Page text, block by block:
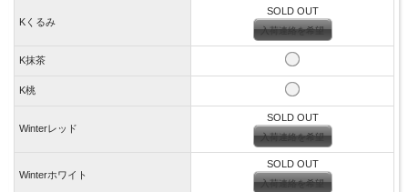
Kくるみ
SOLD OUT
入荷連絡を希望
K抹茶
K桃
Winterレッド
SOLD OUT
入荷連絡を希望
Winterホワイト
SOLD OUT
入荷連絡を希望